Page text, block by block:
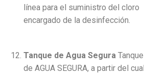
línea para el suministro del cloro
encargado de la desinfección.
Tanque de Agua Segura
de AGUA SEGURA, a partir del